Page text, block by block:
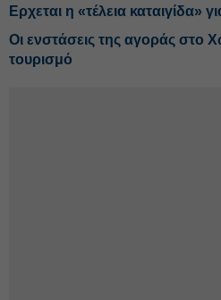
Ερχεται η «τέλεια καταιγίδα»
Οι ενστάσεις της αγοράς στο
τουρισμό